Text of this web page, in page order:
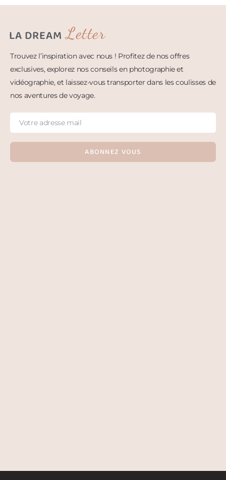
LA DREAM Letter
Trouvez l’inspiration avec nous ! Profitez de nos offres
exclusives, explorez nos conseils en photographie et
vidéographie, et laissez-vous transporter dans les coulisses de
nos aventures de voyage.
ABONNEZ VOUS